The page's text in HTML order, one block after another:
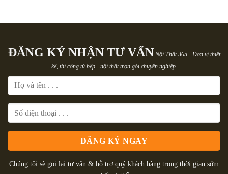
ĐĂNG KÝ NHẬN TƯ VẤN Nội Thất 365 - Đơn vị thiết
kế, thi công tủ bếp - nội thất trọn gói chuyên nghiệp.
Chúng tôi sẽ gọi lại tư vấn & hỗ trợ quý khách hàng trong thời gian sớm